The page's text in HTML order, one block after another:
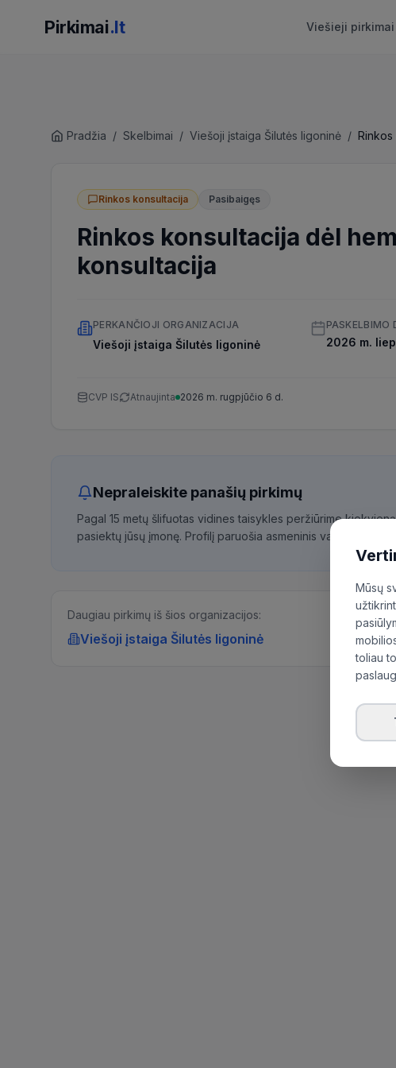
Pirkimai.lt Viešieji pirkimai
Pradžia / Skelbimai / Viešoji įstaiga Šilutės ligoninė /
Rinkos konsultacija Pasibaigęs
Rinkos konsultacija dėl
konsultacija
PERKANČIOJI ORGANIZACIJA
Viešoji įstaiga Šilutės ligoninė
PASKELBIMO
2026 m.
CVP IS Atnaujinta 2026 m. rugpjūčio 6 d.
Nepraleiskite panašių pirkimų
Pagal 15 metų šlifuotas vidines taisykles peržiūrime
pasiektų jūsų įmonę. Profilį paruošia asmeninis vadybininkas.
Daugiau pirkimų iš šios organizacijos:
Viešoji įstaiga Šilutės ligoninė
Mūsų
toliau